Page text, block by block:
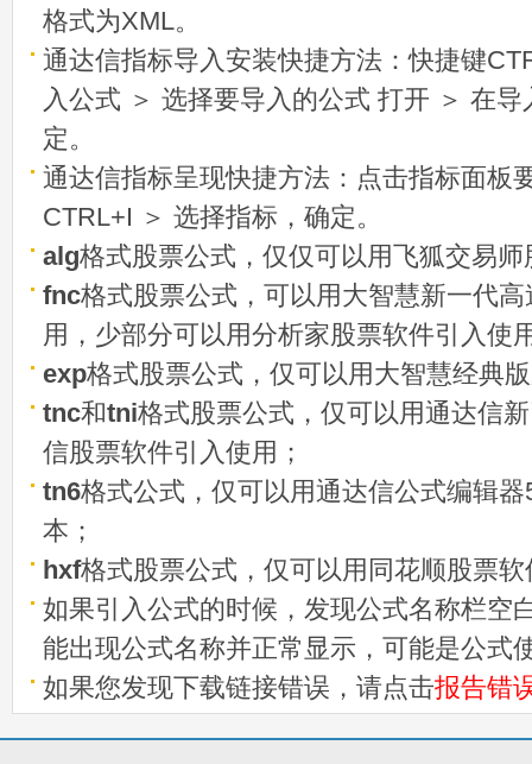
格式为XML。
通达信指标导入安装快捷方法：快捷键
入公式 ＞ 选择要导入的公式 打开 ＞ 在
定。
通达信指标呈现快捷方法：点击指标面板
CTRL+I ＞ 选择指标，确定。
alg格式股票公式，仅仅可以用飞狐交易
fnc格式股票公式，可以用大智慧新一代
用，少部分可以用分析家股票软件引入使
exp格式股票公式，仅可以用大智慧经典
tnc和tni格式股票公式，仅可以用通达信
信股票软件引入使用；
tn6格式公式，仅可以用通达信公式编辑
本；
hxf格式股票公式，仅可以用同花顺股票
如果引入公式的时候，发现公式名称栏空
能出现公式名称并正常显示，可能是公式
如果您发现下载链接错误，请点击报告错